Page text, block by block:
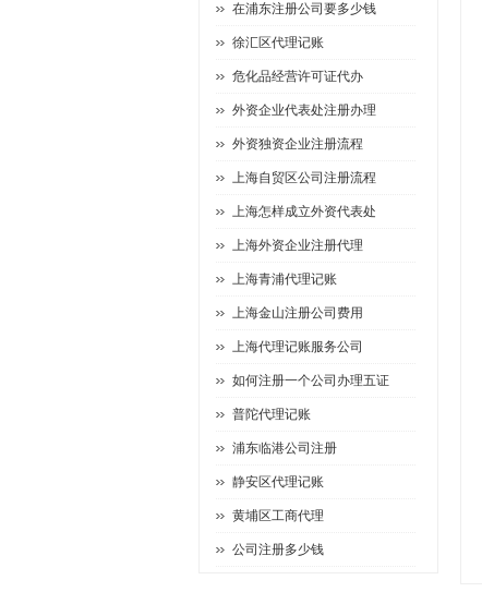
在浦东注册公司要多少钱
徐汇区代理记账
危化品经营许可证代办
外资企业代表处注册办理
外资独资企业注册流程
上海自贸区公司注册流程
上海怎样成立外资代表处
上海外资企业注册代理
上海青浦代理记账
上海金山注册公司费用
上海代理记账服务公司
如何注册一个公司办理五证
普陀代理记账
浦东临港公司注册
静安区代理记账
黄埔区工商代理
公司注册多少钱